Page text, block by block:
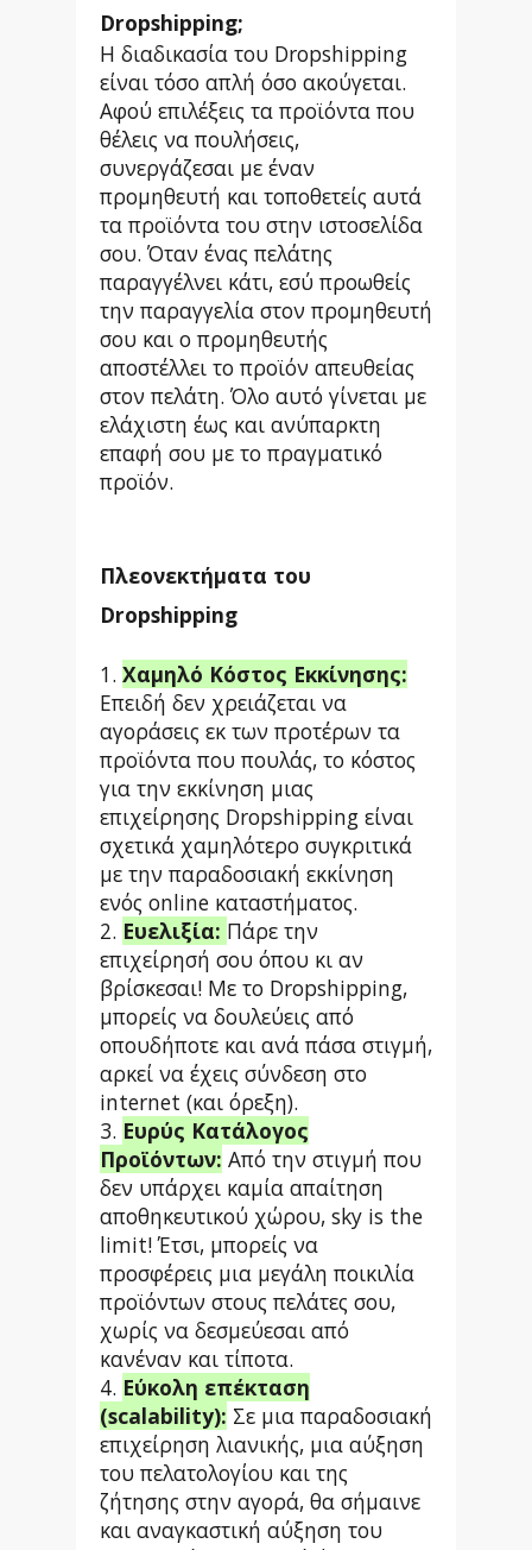
Dropshipping;
Η διαδικασία του Dropshipping
είναι τόσο απλή όσο ακούγεται.
Αφού επιλέξεις τα προϊόντα που
θέλεις να πουλήσεις,
συνεργάζεσαι με έναν
προμηθευτή και τοποθετείς αυτά
τα προϊόντα του στην ιστοσελίδα
σου. Όταν ένας πελάτης
παραγγέλνει κάτι, εσύ προωθείς
την παραγγελία στον προμηθευτή
σου και ο προμηθευτής
αποστέλλει το προϊόν απευθείας
στον πελάτη. Όλο αυτό γίνεται με
ελάχιστη έως και ανύπαρκτη
επαφή σου με το πραγματικό
προϊόν.
Πλεονεκτήματα του
Dropshipping
1. Χαμηλό Κόστος Εκκίνησης:
Επειδή δεν χρειάζεται να
αγοράσεις εκ των προτέρων τα
προϊόντα που πουλάς, το κόστος
για την εκκίνηση μιας
επιχείρησης Dropshipping είναι
σχετικά χαμηλότερο συγκριτικά
με την παραδοσιακή εκκίνηση
ενός online καταστήματος.
2. Ευελιξία: Πάρε την
επιχείρησή σου όπου κι αν
βρίσκεσαι! Με το Dropshipping,
μπορείς να δουλεύεις από
οπουδήποτε και ανά πάσα στιγμή,
αρκεί να έχεις σύνδεση στο
internet (και όρεξη).
3. Ευρύς Κατάλογος
Προϊόντων: Από την στιγμή που
δεν υπάρχει καμία απαίτηση
αποθηκευτικού χώρου, sky is the
limit! Έτσι, μπορείς να
προσφέρεις μια μεγάλη ποικιλία
προϊόντων στους πελάτες σου,
χωρίς να δεσμεύεσαι από
κανέναν και τίποτα.
4. Εύκολη επέκταση
(scalability): Σε μια παραδοσιακή
επιχείρηση λιανικής, μια αύξηση
του πελατολογίου και της
ζήτησης στην αγορά, θα σήμαινε
και αναγκαστική αύξηση του